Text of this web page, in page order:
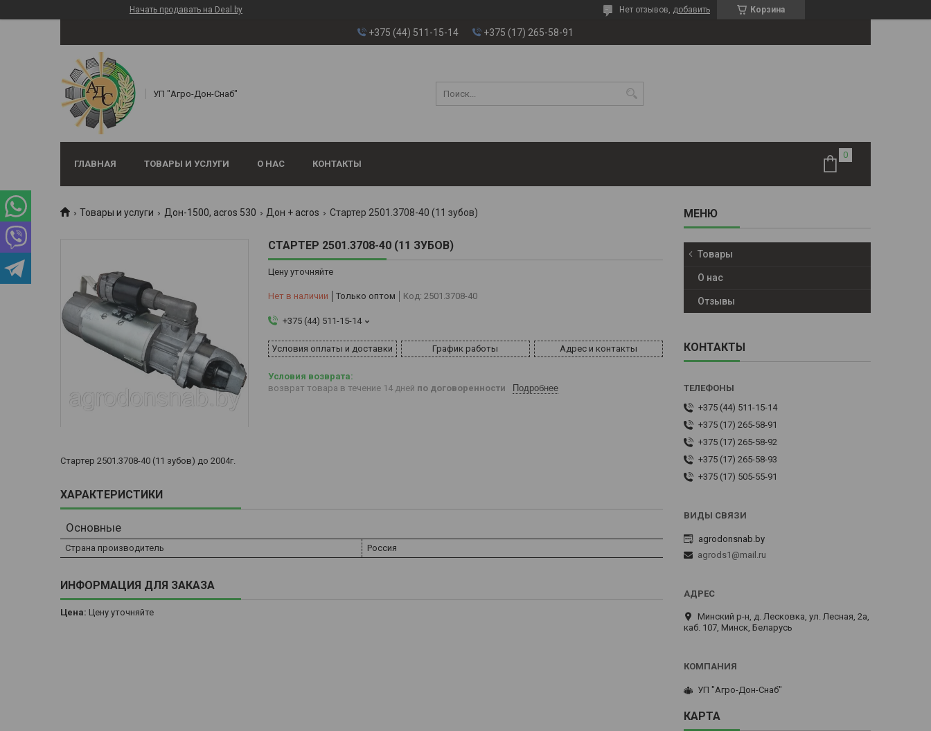
Начать продавать на Deal.by Корзина
Нет отзывов, добавить
+375 (44) 511-15-14 +375 (17) 265-58-91
УП "Агро-Дон-Снаб"
ГЛАВНАЯ ТОВАРЫ И УСЛУГИ О НАС КОНТАКТЫ
Товары и услуги Дон-1500, аcros 530 Дон + acros Стартер 2501.3708-40 (11 зубов)
СТАРТЕР 2501.3708-40 (11 ЗУБОВ)
Цену уточняйте
Нет в наличии Только оптом Код: 2501.3708-40
+375 (44) 511-15-14
Условия оплаты и доставки График работы Адрес и контакты
возврат товара в течение 14 дней по договоренности Подробнее
Стартер 2501.3708-40 (11 зубов) до 2004г.
ХАРАКТЕРИСТИКИ
Основные
Страна производитель Россия
ИНФОРМАЦИЯ ДЛЯ ЗАКАЗА
Цена: Цену уточняйте
Товары
О нас
Отзывы
КОНТАКТЫ
+375 (44) 511-15-14
+375 (17) 265-58-91
+375 (17) 265-58-92
+375 (17) 265-58-93
+375 (17) 505-55-91
agrodonsnab.by
agrods1@mail.ru
Минский р-н, д. Лесковка, ул. Лесная, 2а,
каб. 107, Минск, Беларусь
УП "Агро-Дон-Снаб"
КАРТА